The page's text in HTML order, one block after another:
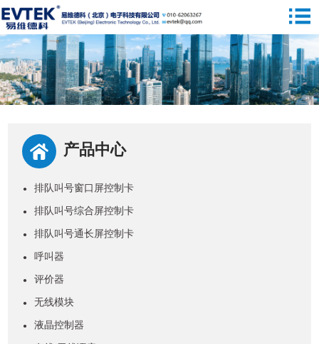
产品中心
● 排队叫号窗口屏控制卡
● 排队叫号综合屏控制卡
● 排队叫号通长屏控制卡
● 呼叫器
● 评价器
● 无线模块
● 液晶控制器